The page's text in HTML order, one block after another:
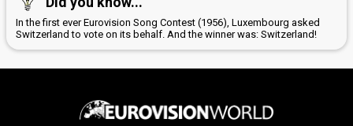
In the first ever Eurovision Song Contest (1956), Luxembourg asked
Switzerland to vote on its behalf. And the winner was: Switzerland!